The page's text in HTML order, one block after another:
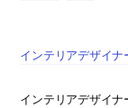
インテリアデザイ
インテリアデザイナ